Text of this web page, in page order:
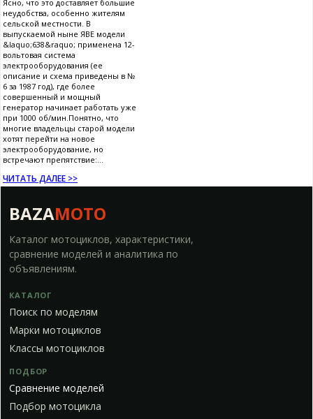
Ясно, что это доставляет большие
неудобства, особенно жителям
сельской местности. В
выпускаемой ныне ЯВЕ модели
&laquo;638&raquo; применена 12-
вольтовая система
электрооборудования (ее
описание и схема приведены в №
6 за 1987 год), где более
совершенный и мощный
генератор начинает работать уже
при 1000 об/мин.Понятно, что
многие владельцы старой модели
хотят перейти на новое
электрооборудование, но
встречают препятствие:...
ЧИТАТЬ ДАЛЕЕ >>
BAZAMOTO
Каталог мотоциклов, характеристики,
сравнение моделей и аналитика по
объявлениям.
КАТАЛОГ
Поиск по моделям
Марки мотоциклов
Классы мотоциклов
ПОДБОР
Сравнение моделей
Подбор мотоцикла